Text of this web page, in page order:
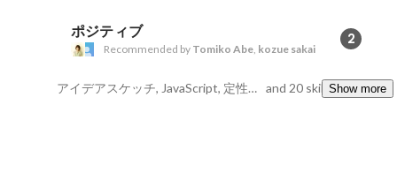
ポジティブ 2
Recommended by Tomiko Abe kozue sakai
アイデアスケッチ, JavaScript, 定性分析 and 20 skillsShow more